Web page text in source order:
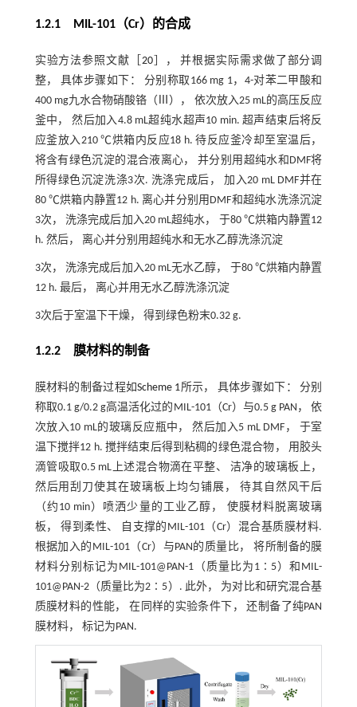
1.2.1 MIL-101（Cr）的合成
实验方法参照文献［ 20］， 并根据实际需求做了部分调
整， 具体步骤如下： 分别称取166 mg 1，4-对苯二甲酸和
400 mg九水合物硝酸铬（Ⅲ）， 依次放入25 mL的高压反应
釜中， 然后加入4.8 mL超纯水超声10 min. 超声结束后将反
应釜放入210 ℃烘箱内反应18 h. 待反应釜冷却至室温后，
将含有绿色沉淀的混合液离心， 并分别用超纯水和DMF将
所得绿色沉淀洗涤3次. 洗涤完成后， 加入20 mL DMF并在
80 ℃烘箱内静置12 h. 离心并分别用DMF和超纯水洗涤沉淀
3次， 洗涤完成后加入20 mL超纯水， 于80 ℃烘箱内静置12
h. 然后， 离心并分别用超纯水和无水乙醇洗涤沉淀
3次， 洗涤完成后加入20 mL无水乙醇， 于80 ℃烘箱内静置
12 h. 最后， 离心并用无水乙醇洗涤沉淀
3次后于室温下干燥， 得到绿色粉末0.32 g.
1.2.2 膜材料的制备
膜材料的制备过程如Scheme 1所示， 具体步骤如下： 分别
称取0.1 g/0.2 g高温活化过的MIL-101（Cr）与0.5 g PAN， 依
次放入10 mL的玻璃反应瓶中， 然后加入5 mL DMF， 于室
温下搅拌12 h. 搅拌结束后得到粘稠的绿色混合物， 用胶头
滴管吸取0.5 mL上述混合物滴在平整、 洁净的玻璃板上，
然后用刮刀使其在玻璃板上均匀铺展， 待其自然风干后
（约10 min）喷洒少量的工业乙醇， 使膜材料脱离玻璃
板， 得到柔性、 自支撑的MIL-101（Cr）混合基质膜材料.
根据加入的MIL-101（Cr）与PAN的质量比， 将所制备的膜
材料分别标记为MIL-101@PAN-1（质量比为1∶5）和MIL-
101@PAN-2（质量比为2∶5）. 此外， 为对比和研究混合基
质膜材料的性能， 在同样的实验条件下， 还制备了纯PAN
膜材料， 标记为PAN.